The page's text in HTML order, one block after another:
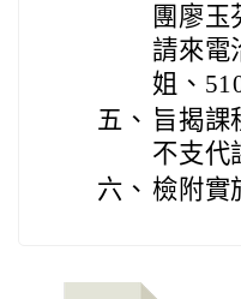
團廖玉
請來電
姐、
五、 旨揭課
不支代
六、 檢附實